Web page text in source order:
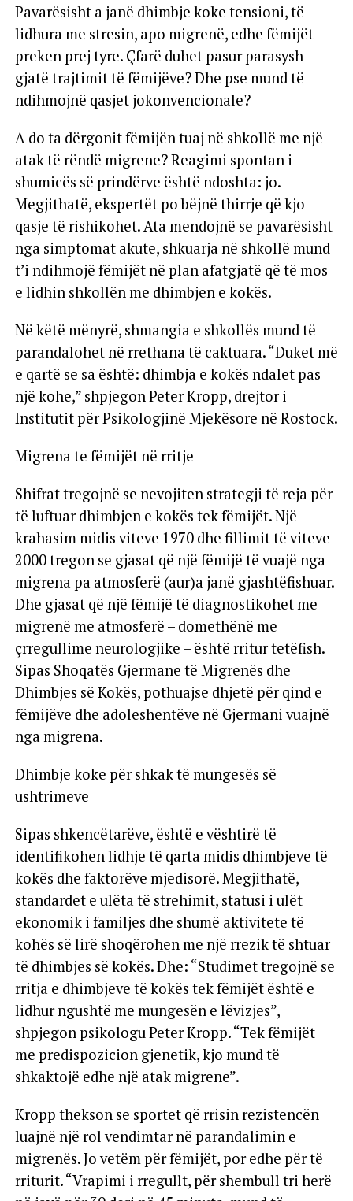
Pavarësisht a janë dhimbje koke tensioni, të
lidhura me stresin, apo migrenë, edhe fëmijët
preken prej tyre. Çfarë duhet pasur parasysh
gjatë trajtimit të fëmijëve? Dhe pse mund të
ndihmojnë qasjet jokonvencionale?
A do ta dërgonit fëmijën tuaj në shkollë me një
atak të rëndë migrene? Reagimi spontan i
shumicës së prindërve është ndoshta: jo.
Megjithatë, ekspertët po bëjnë thirrje që kjo
qasje të rishikohet. Ata mendojnë se pavarësisht
nga simptomat akute, shkuarja në shkollë mund
t’i ndihmojë fëmijët në plan afatgjatë që të mos
e lidhin shkollën me dhimbjen e kokës.
Në këtë mënyrë, shmangia e shkollës mund të
parandalohet në rrethana të caktuara. “Duket më
e qartë se sa është: dhimbja e kokës ndalet pas
një kohe,” shpjegon Peter Kropp, drejtor i
Institutit për Psikologjinë Mjekësore në Rostock.
Migrena te fëmijët në rritje
Shifrat tregojnë se nevojiten strategji të reja për
të luftuar dhimbjen e kokës tek fëmijët. Një
krahasim midis viteve 1970 dhe fillimit të viteve
2000 tregon se gjasat që një fëmijë të vuajë nga
migrena pa atmosferë (aur)a janë gjashtëfishuar.
Dhe gjasat që një fëmijë të diagnostikohet me
migrenë me atmosferë – domethënë me
çrregullime neurologjike – është rritur tetëfish.
Sipas Shoqatës Gjermane të Migrenës dhe
Dhimbjes së Kokës, pothuajse dhjetë për qind e
fëmijëve dhe adoleshentëve në Gjermani vuajnë
nga migrena.
Dhimbje koke për shkak të mungesës së
ushtrimeve
Sipas shkencëtarëve, është e vështirë të
identifikohen lidhje të qarta midis dhimbjeve të
kokës dhe faktorëve mjedisorë. Megjithatë,
standardet e ulëta të strehimit, statusi i ulët
ekonomik i familjes dhe shumë aktivitete të
kohës së lirë shoqërohen me një rrezik të shtuar
të dhimbjes së kokës. Dhe: “Studimet tregojnë se
rritja e dhimbjeve të kokës tek fëmijët është e
lidhur ngushtë me mungesën e lëvizjes”,
shpjegon psikologu Peter Kropp. “Tek fëmijët
me predispozicion gjenetik, kjo mund të
shkaktojë edhe një atak migrene”.
Kropp thekson se sportet që rrisin rezistencën
luajnë një rol vendimtar në parandalimin e
migrenës. Jo vetëm për fëmijët, por edhe për të
rriturit. “Vrapimi i rregullt, për shembull tri herë